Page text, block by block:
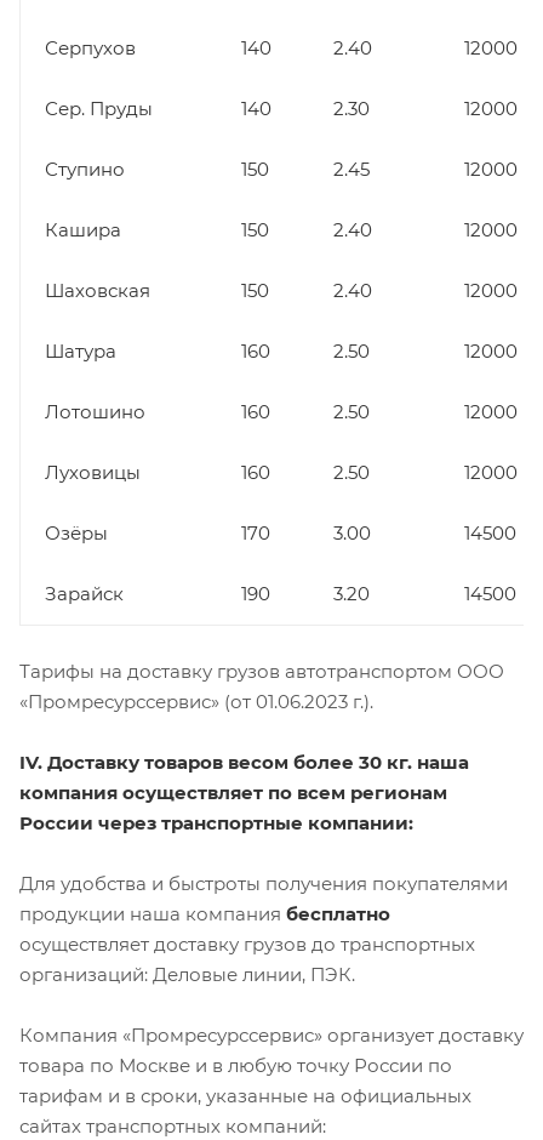
Серпухов 140 2.40 12000
Сер. Пруды 140 2.30 12000
Ступино 150 2.45 12000
Кашира 150 2.40 12000
Шаховская 150 2.40 12000
Шатура 160 2.50 12000
Лотошино 160 2.50 12000
Луховицы 160 2.50 12000
Озёры 170 3.00 14500
Зарайск 190 3.20 14500
Тарифы на доставку грузов автотранспортом ООО
«Промресурссервис» (от 01.06.2023 г.).
IV. Доставку товаров весом более 30 кг. наша
компания осуществляет по всем регионам
России через транспортные компании:
Для удобства и быстроты получения покупателями
продукции наша компания бесплатно
осуществляет доставку грузов до транспортных
организаций: Деловые линии, ПЭК.
Компания «Промресурссервис» организует доставку
товара по Москве и в любую точку России по
тарифам и в сроки, указанные на официальных
сайтах транспортных компаний: